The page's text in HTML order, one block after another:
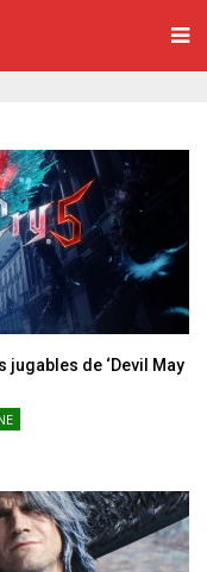
de ‘Devil May